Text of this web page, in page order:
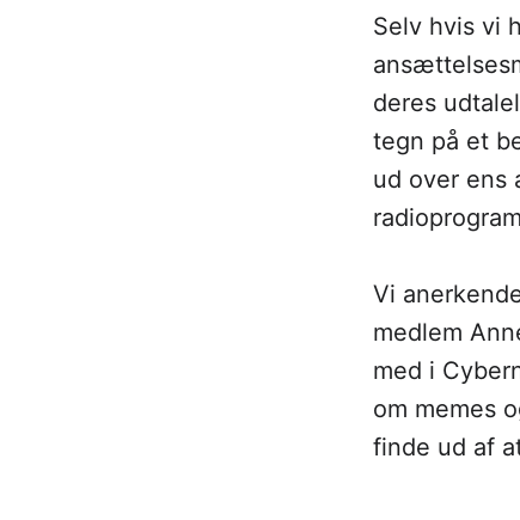
Selv hvis vi
deres
tegn på et
ud over ens
Vi
medlem
med i
om memes
finde ud af